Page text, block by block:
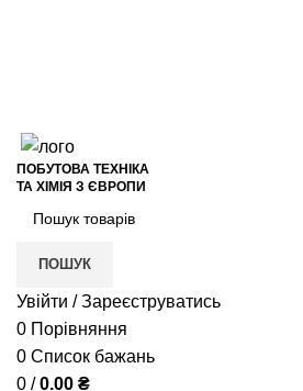
ПОБУТОВА ТЕХНІКА
ТА ХІМІЯ З ЄВРОПИ
ПОШУК
Увійти / Зареєструватись
0 Порівняння
0 Список бажань
0 / 0.00 ₴